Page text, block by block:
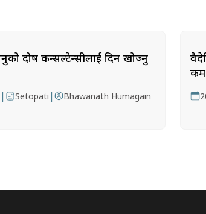
दोष कन्सल्टेन्सीलाई दिन खोज्नु
| Setopati | Bhawanath Humagain
कम